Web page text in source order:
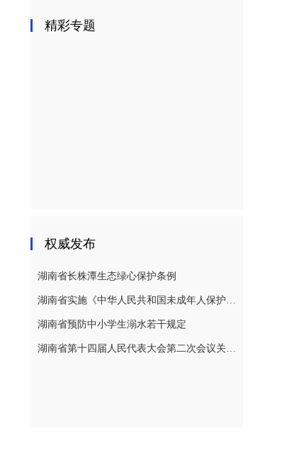
精彩专题
权威发布
湖南省长株潭生态绿心保护条例
湖南省实施《中华人民共和国未成年人保护法》若干规定
湖南省预防中小学生溺水若干规定
湖南省第十四届人民代表大会第二次会议关于湖南省人民代表大会常务委员会工作报告的决议